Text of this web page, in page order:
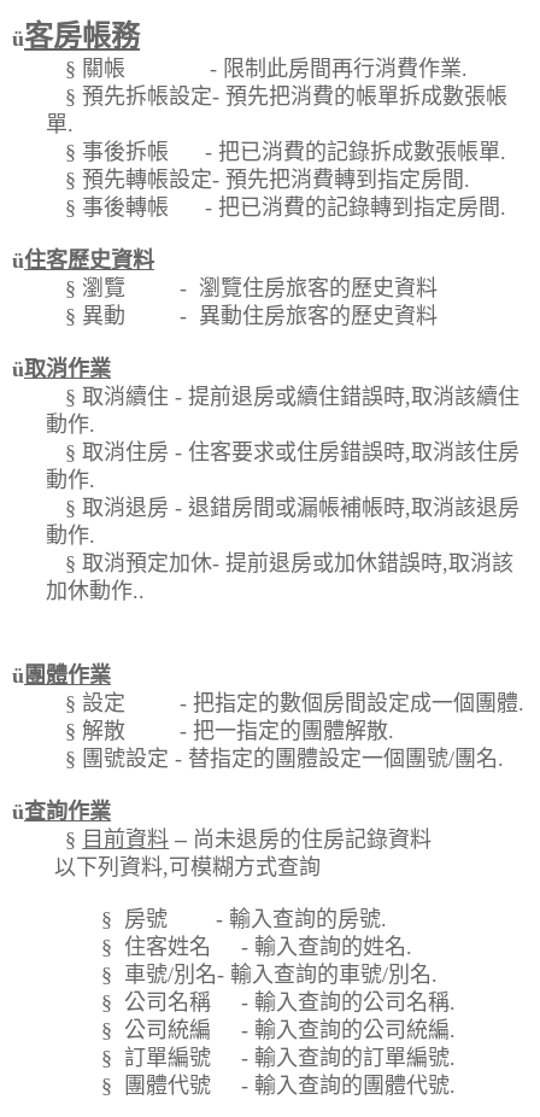
ü客房帳務
§ 關帳 - 限制此房間再行消費作業.
§ 預先拆帳設定-預先把消費的帳單拆成數張帳
單.
§ 事後拆帳 -把已消費的記錄拆成數張帳單.
§ 預先轉帳設定-預先把消費轉到指定房間 .
§ 事後轉帳 -把已消費的記錄轉到指定房間 .
ü住客歷史資料
§ 瀏覽 -瀏覽住房旅客的歷史資料
§ 異動 - 異動住房旅客的歷史資料
ü取消作業
§ 取消續住 -提前退房或續住錯誤時,取消該續住
動作.
§ 取消住房 - 住客要求或住房錯誤時,取消該住房
動作.
§ 取消退房 -退錯房間或漏帳補帳時,取消該退房
動作.
§ 取消預定加休-提前退房或加休錯誤時,取消該
加休動作..
ü 團體作業
§ 設定 -把指定的數個房間設定成一個團體.
§ 解散 -把一指定的團體解散.
§ 團號設定 - 替指定的團體設定一個團號/團名.
ü查詢作業
§ 目前資料 – 尚未退房的住房記錄資料
以下列資料,可模糊方式查詢
§ 房號- 輸入查詢的房號.
§ 住客姓名 - 輸入查詢的姓名.
§ 車號/別名- 輸入查詢的車號/別名.
§ 公司名稱- 輸入查詢的公司名稱.
§ 公司統編 - 輸入查詢的公司統編.
§ 訂單編號- 輸入查詢的訂單編號.
§
團體代號- 輸入查詢的團體代號.